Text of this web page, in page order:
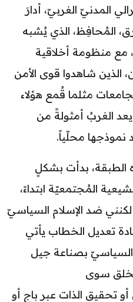
المدنيّ الغربيّ، أدارَ
المُحافِظ، الذي يُشبه
مع منظومة أخلاقية
الذين شاهدوا قوى الأمن
مثلما قُمع هؤلاء
الغربُ أمثولةً من
نموذجها محلّياً.
بدأت بشكلٍ
المُجتمعيّة ابتداءً،
لكنني ضد الإسلام السياسيّ
تعديل الخطاب يأتي
بصناعة جيل
يخلق سوى
أو تحقيق الذات عبر باج أو